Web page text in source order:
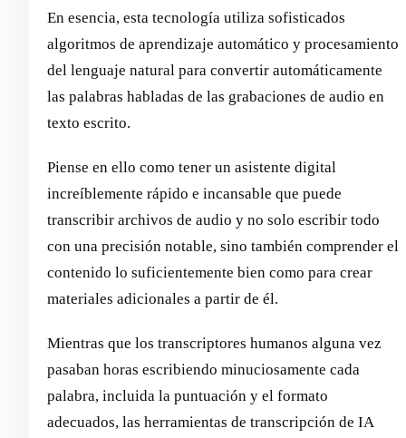
En esencia, esta tecnología utiliza sofisticados
algoritmos de aprendizaje automático y procesamiento
del lenguaje natural para convertir automáticamente
las palabras habladas de las grabaciones de audio en
texto escrito.
Piense en ello como tener un asistente digital
increíblemente rápido e incansable que puede
transcribir archivos de audio y no solo escribir todo
con una precisión notable, sino también comprender el
contenido lo suficientemente bien como para crear
materiales adicionales a partir de él.
Mientras que los transcriptores humanos alguna vez
pasaban horas escribiendo minuciosamente cada
palabra, incluida la puntuación y el formato
adecuados, las herramientas de transcripción de IA